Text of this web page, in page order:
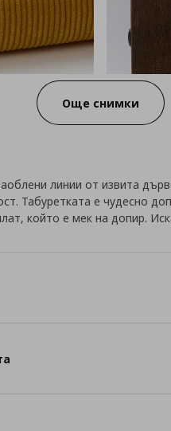
Още снимки
линии от извита
Табуретката е чудесно
който е мек на допир.